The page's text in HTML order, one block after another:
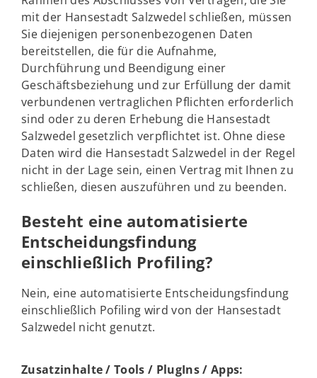
mit der Hansestadt Salzwedel schließen, müssen
Sie diejenigen personenbezogenen Daten
bereitstellen, die für die Aufnahme,
Durchführung und Beendigung einer
Geschäftsbeziehung und zur Erfüllung der damit
verbundenen vertraglichen Pflichten erforderlich
sind oder zu deren Erhebung die Hansestadt
Salzwedel gesetzlich verpflichtet ist. Ohne diese
Daten wird die Hansestadt Salzwedel in der Regel
nicht in der Lage sein, einen Vertrag mit Ihnen zu
schließen, diesen auszuführen und zu beenden.
Besteht eine automatisierte
Entscheidungsfindung
einschließlich Profiling?
Nein, eine automatisierte Entscheidungsfindung
einschließlich Pofiling wird von der Hansestadt
Salzwedel nicht genutzt.
Zusatzinhalte / Tools / PlugIns / Apps: